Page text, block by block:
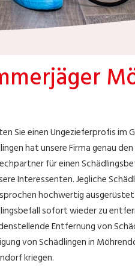
Sie einen Ungezieferprofis im
hat unsere Firma genau
für einen
Interessenten. Jegliche
hochwertig
sofort wieder zu
Entfernung von
von Schädlingen in
kriegen.